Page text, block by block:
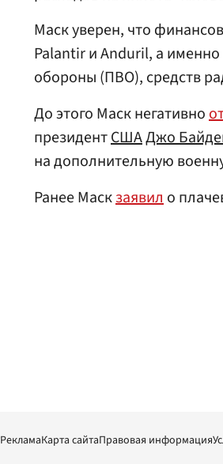
Маск уверен, что
Palantir и Anduril, а
обороны (ПВО), средств
До этого Маск негативно
президентСШАДжо
на дополнительную
Ранее Маскзаявило
РекламаКарта сайтаПравовая информация